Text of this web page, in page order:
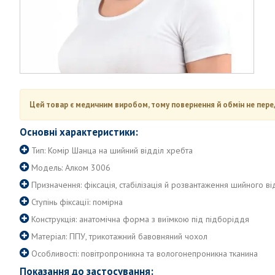
Цей товар є медичним виробом, тому повернення й обмін не
Основні характеристики:
Тип: Комір Шанца на шийний відділ хребта
Модель: Алком 3006
Призначення: фіксація, стабілізація й розвантаження шийного
Ступінь фіксації: помірна
Конструкція: анатомічна форма з виїмкою під підборіддя
Матеріал: ППУ, трикотажний бавовняний чохол
Особливості: повітропроникна та вологонепроникна тканина
Показання до застосування: